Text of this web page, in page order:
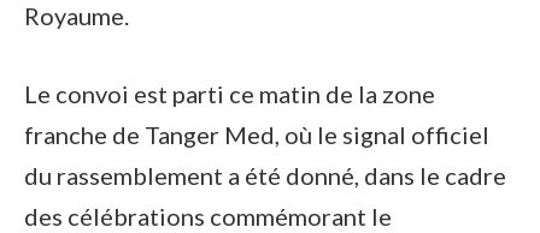
Royaume.
Le convoi est parti ce matin de la zone
franche de Tanger Med, où le signal officiel
du rassemblement a été donné, dans le cadre
des célébrations commémorant le